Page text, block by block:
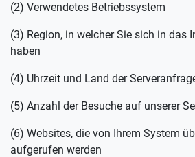
(2) Verwendetes Betriebssystem
(3) Region, in welcher Sie sich in das
haben
(4) Uhrzeit und Land der
(5) Anzahl der Besuche auf unserer
(6) Websites, die von Ihrem System
aufgerufen werden